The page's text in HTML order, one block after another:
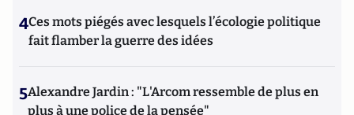
4Ces mots piégés avec lesquels l’écologie politique
fait flamber la guerre des idées
5Alexandre Jardin : "L'Arcom ressemble de plus en
plus à une police de la pensée"